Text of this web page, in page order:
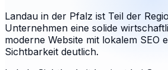
Landau in der Pfalz ist Teil der
Unternehmen eine solide
moderne Website mit lokalem SEO
Sichtbarkeit deutlich.